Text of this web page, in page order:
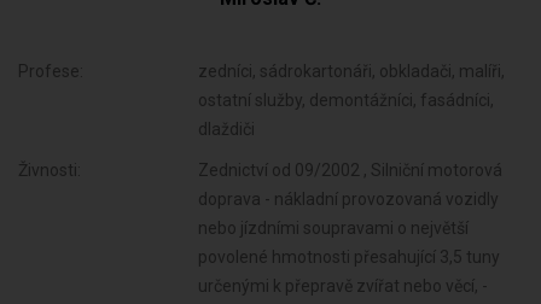
Profese:
zedníci, sádrokartonáři, obkladači, malíři,
ostatní služby, demontážníci, fasádníci,
dlaždiči
Živnosti:
Zednictví od 09/2002 , Silniční motorová
doprava - nákladní provozovaná vozidly
nebo jízdními soupravami o největší
povolené hmotnosti přesahující 3,5 tuny
určenými k přepravě zvířat nebo věcí, -